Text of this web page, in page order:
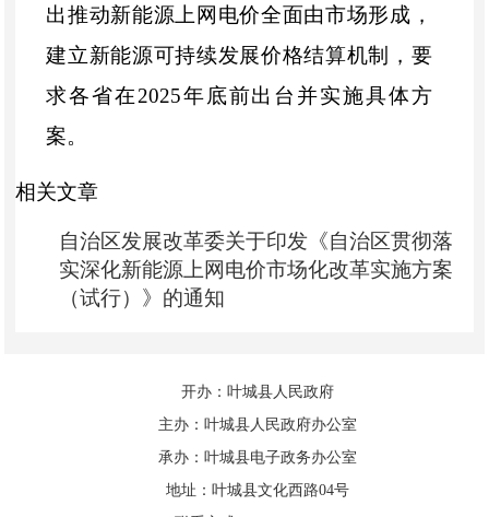
出推动新能源上网电价全面由市场形成 ，
建立新能源可持续发展价格结算机制， 要
求各省在2025年底前出台并实施具体方
案。
二、《方案》主要内容是什么？
《方案》包括基本原则、主要任务、
保障措施三部分内容。在基本原则部分，
推动新能源上网电价全面由市场形
建立新能源可持续发展价格结算机
确定机制电量规模和电价水平
相关文章
自治区发展改革委关于印发《自治区贯彻落
实深化新能源上网电价市场化改革实施方案
（试行）》的通知
开办：叶城县人民政府
主办：叶城县人民政府办公室
承办：叶城县电子政务办公室
地址：叶城县文化西路04号